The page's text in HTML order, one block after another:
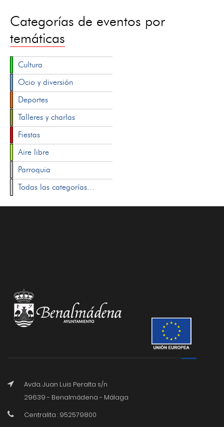
Categorías de eventos por
temáticas
Cultura
Ocio y diversión
Deportes
Talleres y charlas
Fiestas
Aire libre
Parroquia
Todas las categorías...
Avda. Juan Luis Peralta s/n
29639 - Benalmádena - Málaga
Centralita : 952579800